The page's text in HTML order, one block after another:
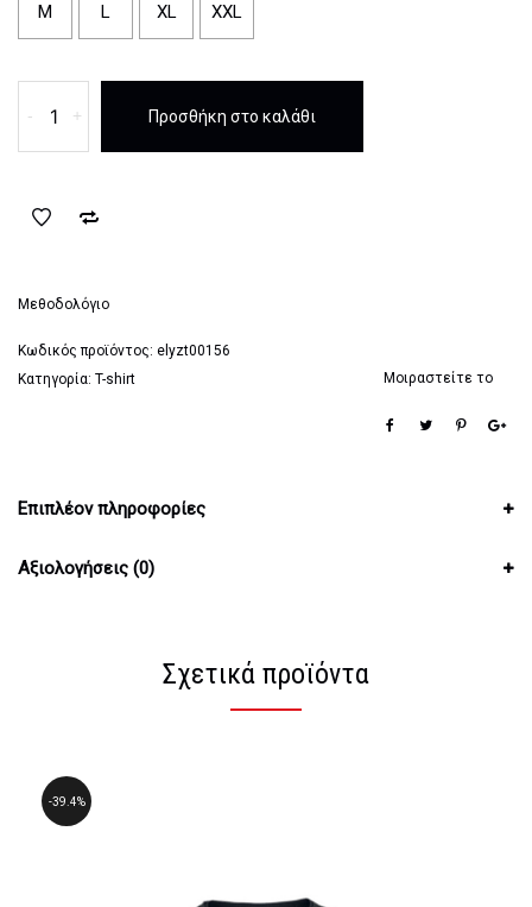
M L XL XXL
-
shirt
Element
Μπλε
+ Προσθήκη στο καλάθι
Μεθοδολόγιο
Κωδικός προϊόντος: elyzt00156
Κατηγορία: T-shirt Μοιραστείτε το
Επιπλέον πληροφορίες
Αξιολογήσεις (0)
Σχετικά προϊόντα
39.4%